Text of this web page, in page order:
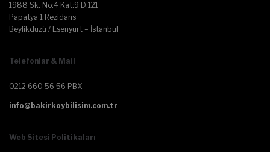
1988 Sk. No:4 Kat:9 D:121
Papatya 1 Rezidans
Beylikdüzü / Esenyurt – İstanbul
Telefonlar & Mail
0212 660 56 56 PBX
info@bakirkoybilisim.com.tr
Web Sitesi Politikaları